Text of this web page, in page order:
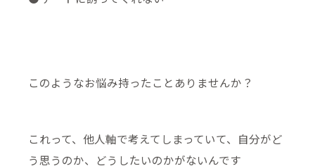
このようなお悩み持ったことありませんか？
これって、他人軸で考えてしまっていて、自分がど
う思うのか、どうしたいのかがないんです